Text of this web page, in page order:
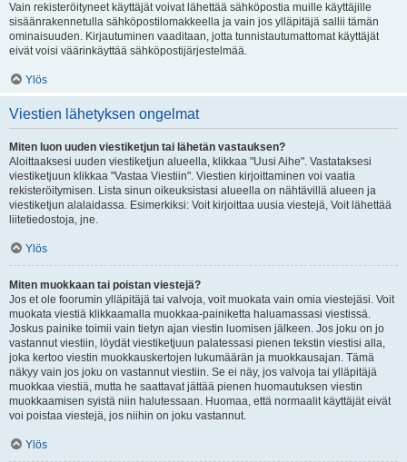
Vain rekisteröityneet käyttäjät voivat lähettää sähköpostia muille käyttäjille
sisäänrakennetulla sähköpostilomakkeella ja vain jos ylläpitäjä sallii tämän
ominaisuuden. Kirjautuminen vaaditaan, jotta tunnistautumattomat käyttäjät
eivät voisi väärinkäyttää sähköpostijärjestelmää.
Ylös
Viestien lähetyksen ongelmat
Miten luon uuden viestiketjun tai lähetän vastauksen?
Aloittaaksesi uuden viestiketjun alueella, klikkaa "Uusi Aihe". Vastataksesi
viestiketjuun klikkaa "Vastaa Viestiin". Viestien kirjoittaminen voi vaatia
rekisteröitymisen. Lista sinun oikeuksistasi alueella on nähtävillä alueen ja
viestiketjun alalaidassa. Esimerkiksi: Voit kirjoittaa uusia viestejä, Voit lähettää
liitetiedostoja, jne.
Ylös
Miten muokkaan tai poistan viestejä?
Jos et ole foorumin ylläpitäjä tai valvoja, voit muokata vain omia viestejäsi. Voit
muokata viestiä klikkaamalla muokkaa-painiketta haluamassasi viestissä.
Joskus painike toimii vain tietyn ajan viestin luomisen jälkeen. Jos joku on jo
vastannut viestiin, löydät viestiketjuun palatessasi pienen tekstin viestisi alla,
joka kertoo viestin muokkauskertojen lukumäärän ja muokkausajan. Tämä
näkyy vain jos joku on vastannut viestiin. Se ei näy, jos valvoja tai ylläpitäjä
muokkaa viestiä, mutta he saattavat jättää pienen huomautuksen viestin
muokkaamisen syistä niin halutessaan. Huomaa, että normaalit käyttäjät eivät
voi poistaa viestejä, jos niihin on joku vastannut.
Ylös